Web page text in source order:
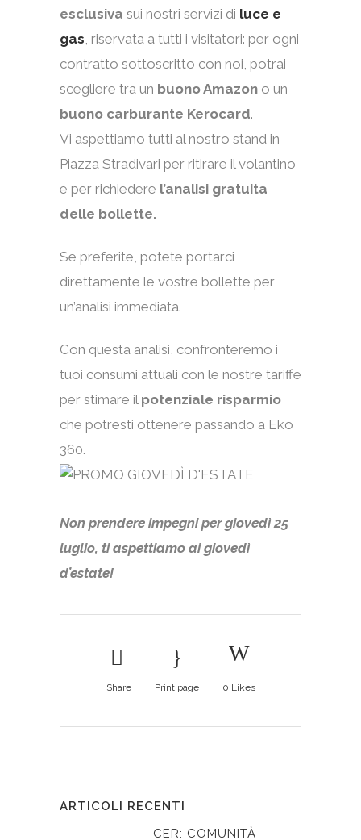
esclusiva sui nostri servizi di luce e
gas, riservata a tutti i visitatori: per ogni
contratto sottoscritto con noi, potrai
scegliere tra un buono Amazon o un
buono carburante Kerocard.
Vi aspettiamo tutti al nostro stand in
Piazza Stradivari per ritirare il volantino
e per richiedere l’analisi gratuita
delle bollette.
Se preferite, potete portarci
direttamente le vostre bollette per
un’analisi immediata.
Con questa analisi, confronteremo i
tuoi consumi attuali con le nostre tariffe
per stimare il potenziale risparmio
che potresti ottenere passando a Eko
360.
Non prendere impegni per giovedì 25
luglio, ti aspettiamo ai giovedì
d’estate!
Share Print page 0 Likes
ARTICOLI RECENTI
CER: COMUNITÀ